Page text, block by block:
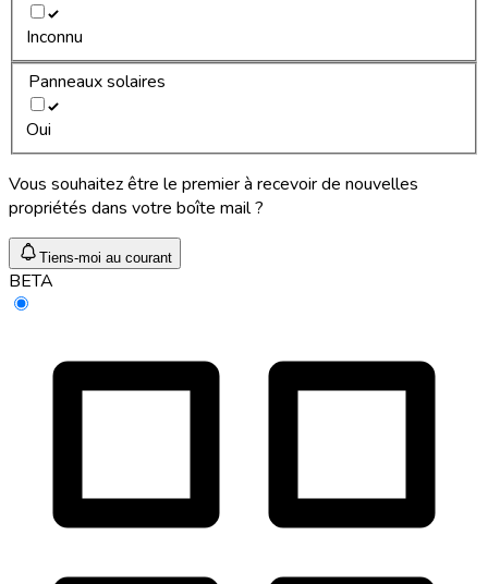
Inconnu
Panneaux solaires
Oui
Vous souhaitez être le premier à recevoir de nouvelles
propriétés dans votre boîte mail ?
Tiens-moi au courant
BETA